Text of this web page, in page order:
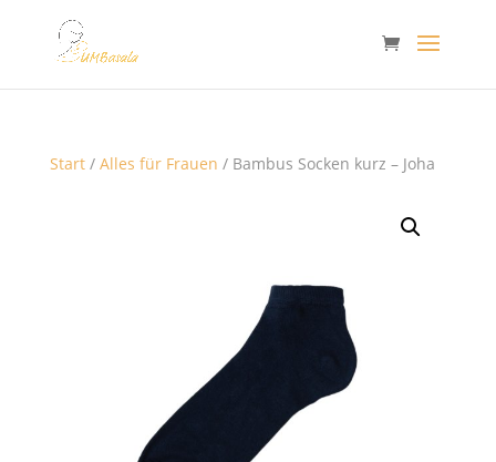
Start/ Alles für Frauen / Bambus Socken kurz – Joha